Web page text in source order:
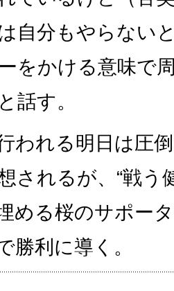
自分もやらない
をかける意味で
話す。
われる明日は圧
されるが、“戦う
める桜のサポー
勝利に導く。